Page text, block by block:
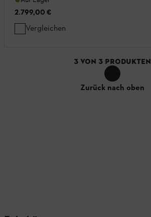
2.799,00 €
Vergleichen
3 VON 3 PRODUKTEN
Zurück nach oben